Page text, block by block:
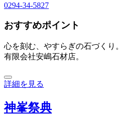
0294-34-5827
おすすめポイント
心を刻む、やすらぎの石づくり。
有限会社安嶋石材店。
詳細を見る
神峯祭典